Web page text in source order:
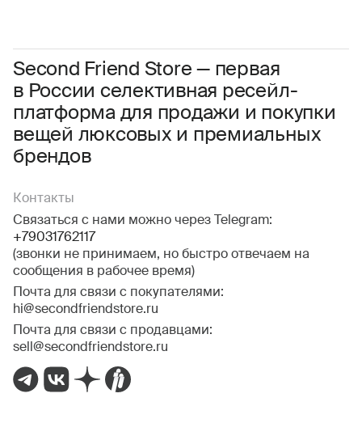
Second Friend Store — первая
в России селективная ресейл-
платформа для продажи и покупки
вещей люксовых и премиальных
брендов
Контакты
Связаться с нами можно через Telegram:
+79031762117
(звонки не принимаем, но быстро отвечаем на
сообщения в рабочее время)
Почта для связи с покупателями:
hi@secondfriendstore.ru
Почта для связи с продавцами:
sell@secondfriendstore.ru
Соглашаюсь с условиями Пользовательского соглашения
Даю согласие на получение рекламной информации.